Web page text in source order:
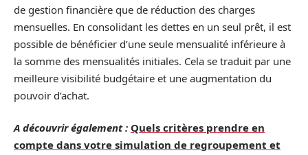
de gestion financière que de réduction des charges
mensuelles. En consolidant les dettes en un seul prêt, il est
possible de bénéficier d’une seule mensualité inférieure à
la somme des mensualités initiales. Cela se traduit par une
meilleure visibilité budgétaire et une augmentation du
pouvoir d’achat.
A découvrir également : Quels critères prendre en
compte dans votre simulation de regroupement et